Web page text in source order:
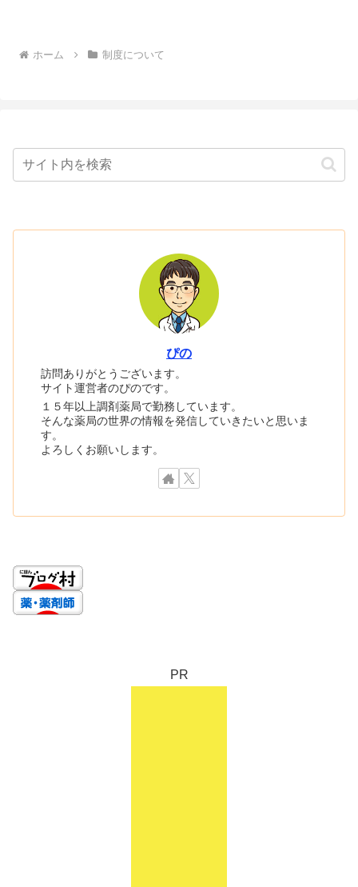
ホーム 制度について
ぴの
訪問ありがとうございます。
サイト運営者のぴのです。
１５年以上調剤薬局で勤務しています。
そんな薬局の世界の情報を発信していきたいと思いま
す。
よろしくお願いします。
PR